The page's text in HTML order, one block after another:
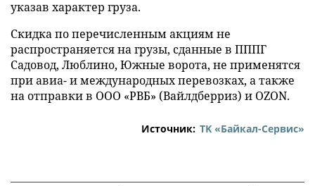
указав характер груза.
Скидка по перечисленным акциям не
распространяется на грузы, сданные в ПППГ
Садовод, Люблино, Южные ворота, не применятся
при авиа- и международных перевозках, а также
на отправки в ООО «РВБ» (Вайлдберриз) и OZON.
Источник: ТK «Байкал-Сервис»